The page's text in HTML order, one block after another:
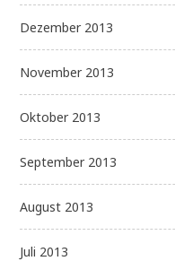
Dezember 2013
November 2013
Oktober 2013
September 2013
August 2013
Juli 2013